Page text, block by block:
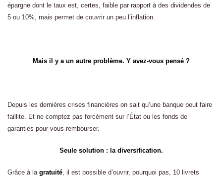
épargne dont le taux est, certes, faible par rapport à des dividendes de
5 ou 10%, mais permet de couvrir un peu l’inflation.
Mais il y a un autre problème. Y avez-vous pensé ?
Depuis les dernières crises financières on sait qu’une banque peut faire
faillite. Et ne comptez pas forcément sur l’État ou les fonds de
garanties pour vous rembourser.
Seule solution : la diversification.
Grâce à la gratuité, il est possible d’ouvrir, pourquoi pas, 10 livrets